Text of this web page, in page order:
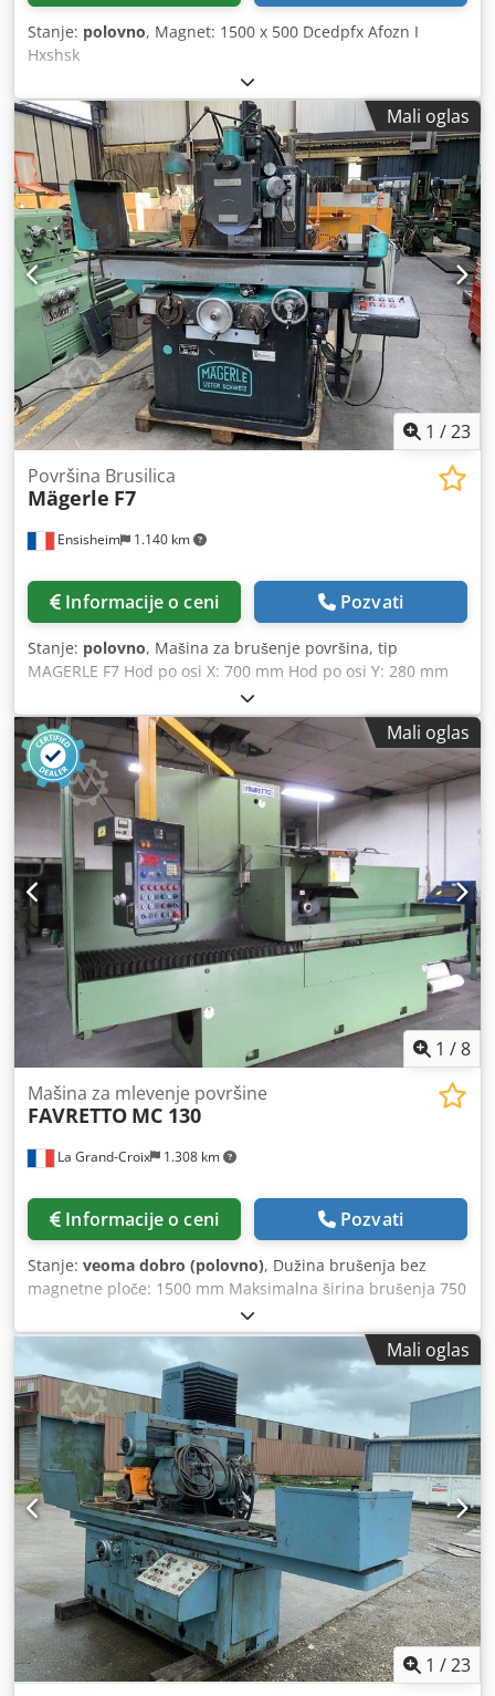
Stanje: polovno, Magnet: 1500 x 500 Dcedpfx Afozn I
Hxshsk
Mali oglas
1 /23
Ensisheim 1.140 km
Površina Brusilica
Mägerle F7
Informacije o ceni Pozvati
Stanje: polovno, Mašina za brušenje površina, tip
MAGERLE F7 Hod po osi X: 700 mm Hod po osi Y: 280 mm
Hod po osi Z: 390 mm (bez magnetne stezne glave)
Dimenzije magnetne stezne glave: 700 x 250 mm Brušni
točak: Ø 300 mm x širina 50 mm x prečnik otvora Ø 127
mm Brzina vretena: 1850 obrtaja u minuti Automatsko
dovodno kretanje po osama X - Y - Z Renovirana električna
ploča Dijamantsko brušenje Rezervoar za mazivo Napon:
380 V Dužina sa krajnjom stolom: 2500 mm Širina: 1800
mm Djdozn Icgopfx Afhjck Dubina: 2200 mm Težina:
približno 3,5 T
Mali oglas
1 /8
La Grand-Croix 1.308 km
Mašina za mlevenje površine
FAVRETTO MC 130
Informacije o ceni Pozvati
Stanje: veoma dobro (polovno), Dužina brušenja bez
magnetne ploče: 1500 mm Maksimalna širina brušenja 750
mm Dugo putovanje. X-osa: 1520 mm Poprečni
raseljavanje. Y-osa: 650 mm Z-osa visina putovanja: 690
mm Točak Ø 406 k 100 mm Brzina vretena: 1400 RPM
Dimenzije: 8600 mm Dodatna oprema: Braillon magnetna
ploča 1000 k 500 mm Dedpfowlh Adox Afheck Elcon 3
Elektronska kontrola
Mali oglas
1 /23